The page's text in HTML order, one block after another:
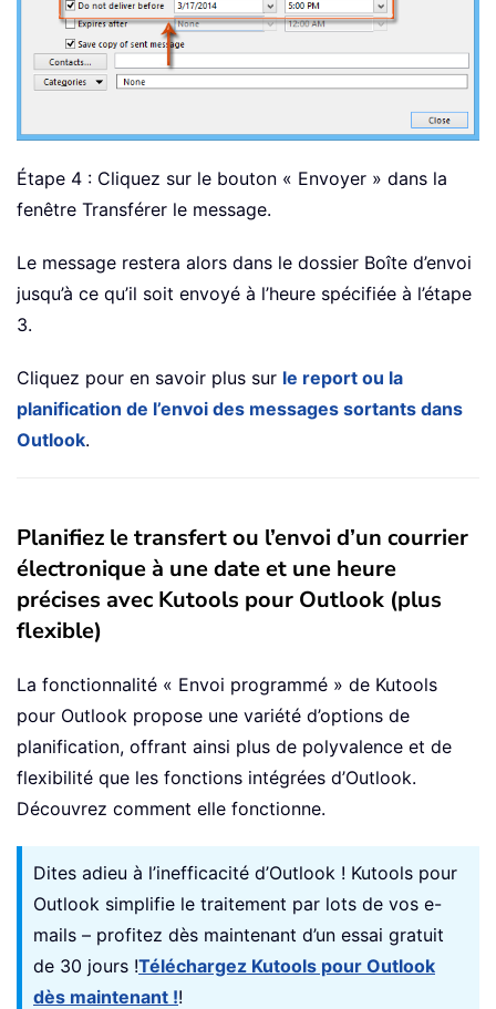
Étape 4 : Cliquez sur le bouton « Envoyer » dans la
fenêtre Transférer le message.
Le message restera alors dans le dossier Boîte d’envoi
jusqu’à ce qu’il soit envoyé à l’heure spécifiée à l’étape
3.
Cliquez pour en savoir plus sur le report ou la
planification de l’envoi des messages sortants dans
Outlook.
Planifiez le transfert ou l’envoi d’un courrier
électronique à une date et une heure
précises avec Kutools pour Outlook (plus
flexible)
La fonctionnalité « Envoi programmé » de Kutools
pour Outlook propose une variété d’options de
planification, offrant ainsi plus de polyvalence et de
flexibilité que les fonctions intégrées d’Outlook.
Découvrez comment elle fonctionne.
Dites adieu à l’inefficacité d’Outlook ! Kutools pour
Outlook simplifie le traitement par lots de vos e-
mails – profitez dès maintenant d’un essai gratuit
de 30 jours !Téléchargez Kutools pour Outlook
dès maintenant !!